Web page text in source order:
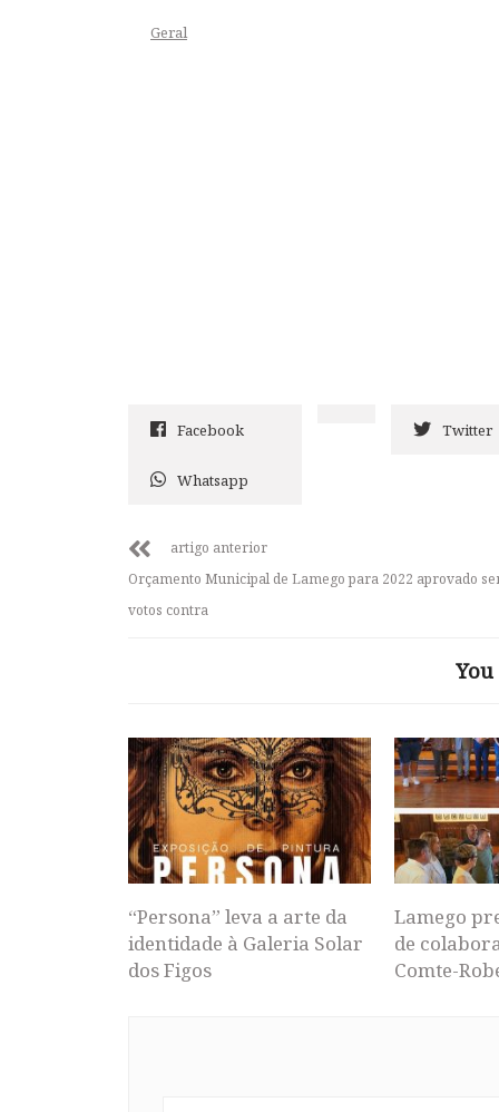
Geral
Facebook Twitter
Whatsapp
artigo anterior
Orçamento Municipal de Lamego para 2022 aprovado
votos contra
“Persona” leva a arte da
identidade à Galeria Solar
dos Figos
Lamego
de
Comte-